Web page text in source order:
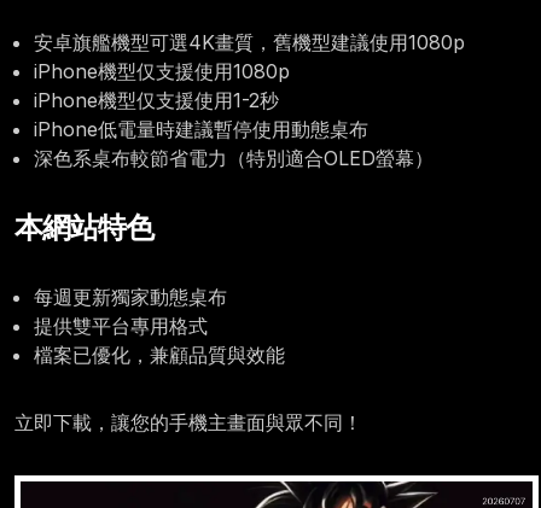
安卓旗艦機型可選4K畫質，舊機型建議使用1080p
iPhone機型仅支援使用1080p
iPhone機型仅支援使用1-2秒
iPhone低電量時建議暫停使用動態桌布
深色系桌布較節省電力（特別適合OLED螢幕）
本網站特色
每週更新獨家動態桌布
提供雙平台專用格式
檔案已優化，兼顧品質與效能
立即下載，讓您的手機主畫面與眾不同！